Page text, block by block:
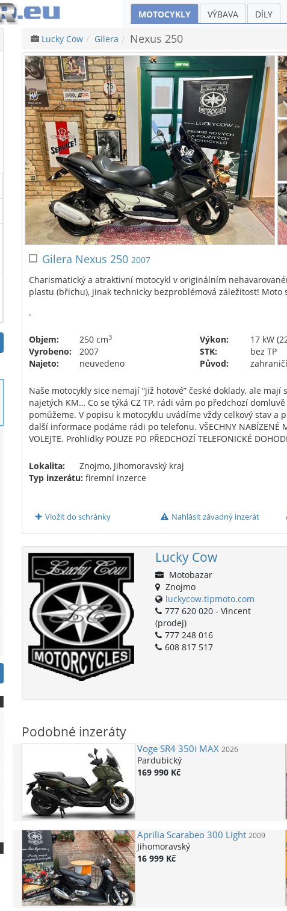
MOTOCYKLY VÝBAVA DÍLY
Lucky Cow Gilera Nexus 250
Gilera Nexus 250 2007
Charismatický a atraktivní motocykl v originálním
plastu (břichu), jinak technicky bezproblémová záležitost! Moto
.
Objem: 250 cm3
Vyrobeno:
2007
Najeto:
neuvedeno
Výkon:
17 kW
STK:
bez TP
Původ:
zahraničí
Naše motocykly sice nemají “již hotové” české doklady, ale
najetých KM… Co se týká CZ TP, rádi vám po předchozí
pomůžeme. V popisu k motocyklu uvádíme vždy celkový stav
další informace podáme rádi po telefonu. VŠECHNY NABÍZENÉ
VOLEJTE. Prohlidky POUZE PO PŘEDCHOZÍ TELEFONICKÉ
Lokalita:
Znojmo, Jihomoravský kraj
Typ inzerátu: firemní inzerce
Vložit do schránky Nahlásit závadný inzerát
Lucky Cow
Motobazar
Znojmo
luckycow.tipmoto.com
777 620 020 - Vincent
(prodej)
777 248 016
608 817 517
Podobné inzeráty
VogeSR4 350i MAX 2026
Pardubický
169 990 Kč
ApriliaScarabeo 300 Light 2009
Jihomoravský
16 999 Kč